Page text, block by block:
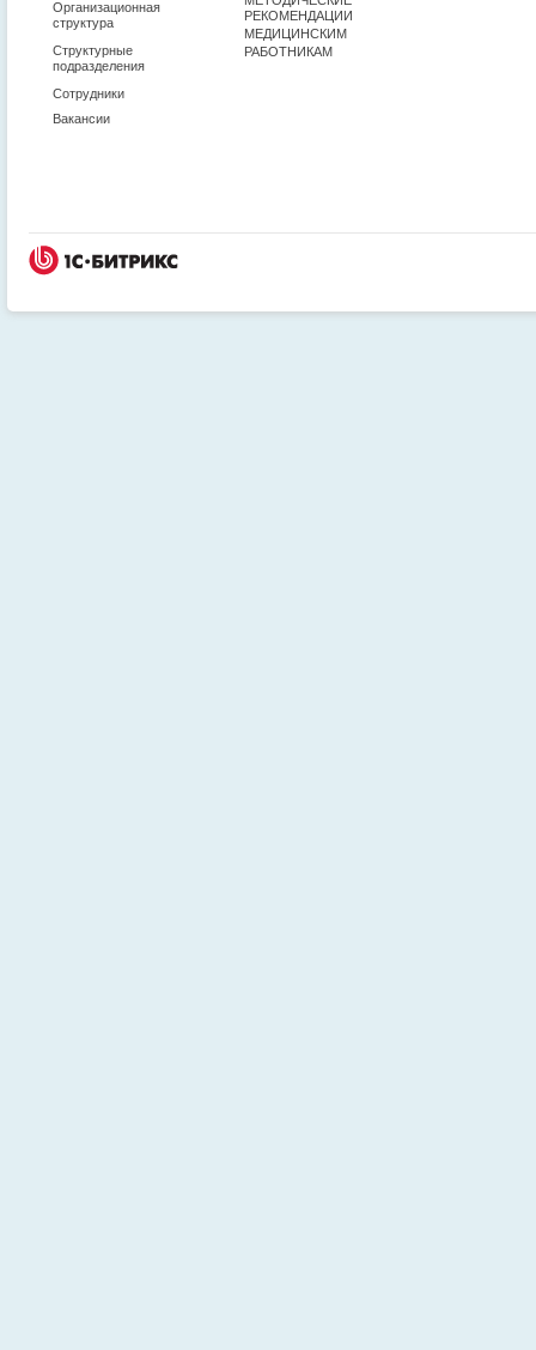
Организационная
структура
Структурные
подразделения
Сотрудники
Вакансии
РЕКОМЕНДАЦИИ
МЕДИЦИНСКИМ
РАБОТНИКАМ